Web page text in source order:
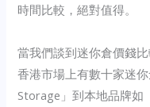
時間比較，絕對值得。
當我們談到迷你倉價錢
香港市場上有數十家迷
Storage」到本地品牌如